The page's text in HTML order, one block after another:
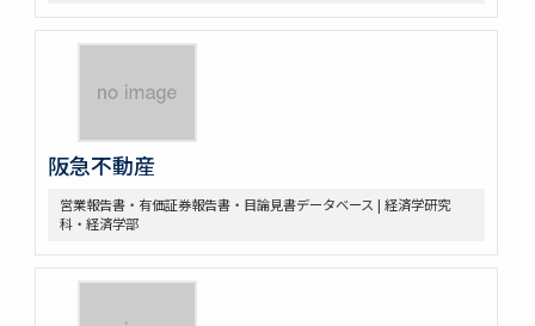
阪急不動産
営業報告書・有価証券報告書・目論見書データベース | 経済学研究
科・経済学部